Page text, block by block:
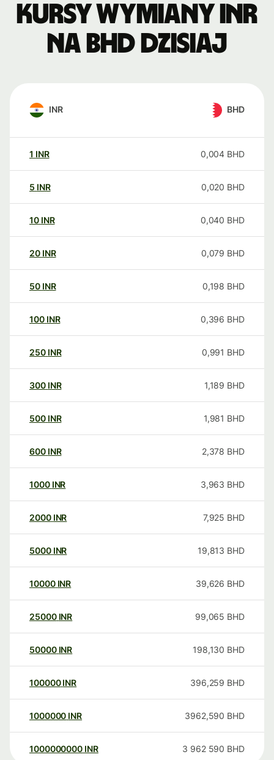
Kursy wymiany INR
na BHD dzisiaj
INR BHD
1 INR 0,004 BHD
5 INR 0,020 BHD
10 INR 0,040 BHD
20 INR 0,079 BHD
50 INR 0,198 BHD
100 INR 0,396 BHD
250 INR 0,991 BHD
300 INR 1,189 BHD
500 INR 1,981 BHD
600 INR 2,378 BHD
1000 INR 3,963 BHD
2000 INR 7,925 BHD
5000 INR 19,813 BHD
10000 INR 39,626 BHD
25000 INR 99,065 BHD
50000 INR 198,130 BHD
100000 INR 396,259 BHD
1000000 INR 3962,590 BHD
1000000000 INR 3 962 590 BHD